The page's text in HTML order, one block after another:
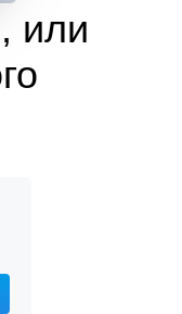
или